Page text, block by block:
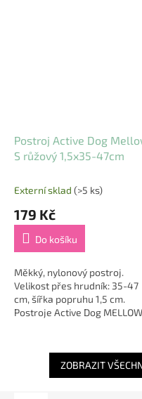
Postroj Active Dog
S růžový 1,5x35-47cm
Externí sklad (>5 ks)
179 Kč
Do košíku
Měkký, nylonový postroj.
Velikost přes hrudník: 35-47
cm, šířka popruhu 1,5 cm.
Postroje Active Dog MELLOW
ZOBRAZIT